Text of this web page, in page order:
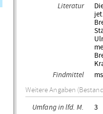
Literatur
Findmittel
Weitere Angaben
Umfang in lfd. M. 3